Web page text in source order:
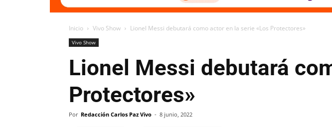
Inicio Vivo Show Lionel Messi debutará como actor en la serie «Los Protectores»
Vivo Show
Lionel Messi debutará
Protectores»
Por Redacción Carlos Paz Vivo - 8 junio, 2022